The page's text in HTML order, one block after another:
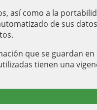
así como a la
de sus
que se guardan
tienen una